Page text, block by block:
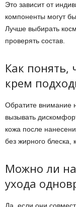
Это зависит от
компоненты могут
Лучше выбирать
проверять состав.
Как
крем
Обратите внимание
вызывать
кожа после
без жирного блеска,
Можно ли
ухода